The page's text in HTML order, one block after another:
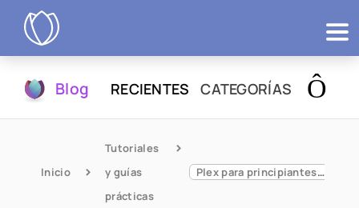
Probar
Blog RECIENTES CATEGORÍAS
Inicio
Tutoriales
y guías
prácticas
Plex para principiantes: Instalar, Bibliotecas y Seedr